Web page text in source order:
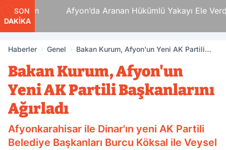
SON
DAKİKA
Afyon’da Aranan Hükümlü Yakayı Ele Verdi
Haberler Genel
Bakan Kurum, Afyon'un Yeni AK Partili
Bakan Kurum, Afyon'un
Yeni AK Partili Başkanlarını
Ağırladı
Afyonkarahisar ile Dinar'ın yeni AK Partili
Belediye Başkanları Burcu Köksal ile Veysel